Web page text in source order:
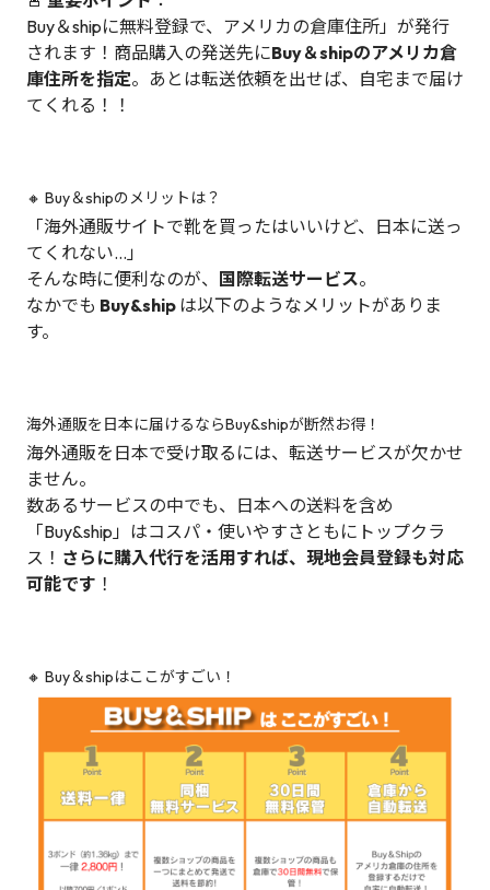
Buy＆shipに無料登録で、アメリカの倉庫住所」が発行
されます！商品購入の発送先にBuy＆shipのアメリカ倉
庫住所を指定。あとは転送依頼を出せば、自宅まで届け
てくれる！！
🔸 Buy＆shipのメリットは？
「海外通販サイトで靴を買ったはいいけど、日本に送っ
てくれない…」
そんな時に便利なのが、
国際転送サービス。
なかでも Buy&ship は以下のようなメリットがありま
す。
海外通販を日本に届けるならBuy&shipが断然お得！
海外通販を日本で受け取るには、転送サービスが欠かせ
ません。
数あるサービスの中でも、日本への送料を含め
「Buy&ship」はコスパ・使いやすさともにトップクラ
ス！ さらに購入代行を活用すれば、現地会員登録も対応
可能です ！
🔸 Buy＆shipはここがすごい！